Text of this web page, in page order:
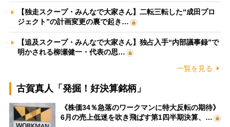
【独走スクープ・みんなで大家さん】二転三転した“成田プロ
ジェクト”の計画変更の裏で起き…
【追及スクープ・みんなで大家さん】独占入手“内部議事録”で
明かされる柳瀬健一・代表の思…
一覧を見る
古賀真人「発掘！好決算銘柄」
《株価34％急落のワークマンに特大反転の期待》
6月の売上低迷を吹き飛ばす第1四半期決算、…